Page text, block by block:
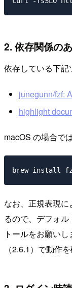
2. 依存関係の
依存している下記
junegunn/fzf:
highlight
macOS の場合で
なお、正規表現
るので、デフォ
トールをお願い
（2.6.1）で動作